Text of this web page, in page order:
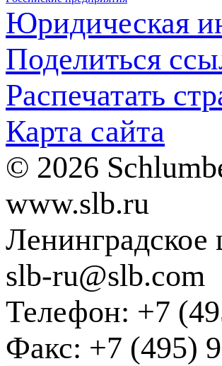
Юридическая
Поделиться
Распечатать
Карта сайта
© 2026
www.slb.ru
slb-ru@slb.com
Телефон: +7
Факс: +7 (495)